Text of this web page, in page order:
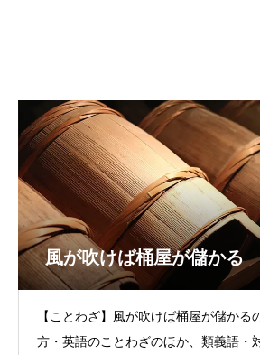
風が吹けば桶屋が儲かる
【ことわざ】風が吹けば桶屋が儲かる
方・英語のことわざのほか、類義語・